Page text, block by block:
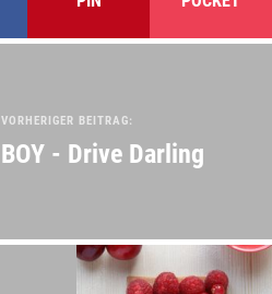
VORHERIGER BEITRAG:
BOY - Drive Darling